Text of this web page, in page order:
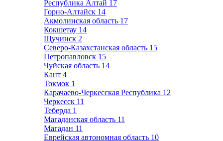
Республика Алтай 17
Горно-Алтайск 14
Акмолинская область 17
Кокшетау 14
Щучинск 2
Северо-Казахстанская область 15
Петропавловск 15
Чуйская область 14
Кант 4
Токмок 1
Карачаево-Черкесская Республика 12
Черкесск 11
Теберда 1
Магаданская область 11
Магадан 11
Еврейская автономная область 10